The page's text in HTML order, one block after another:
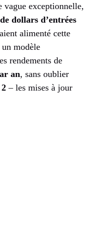
vague exceptionnelle,
dollars d’entrées
alimenté cette
un modèle
rendements de
an, sans oublier
– les mises à jour